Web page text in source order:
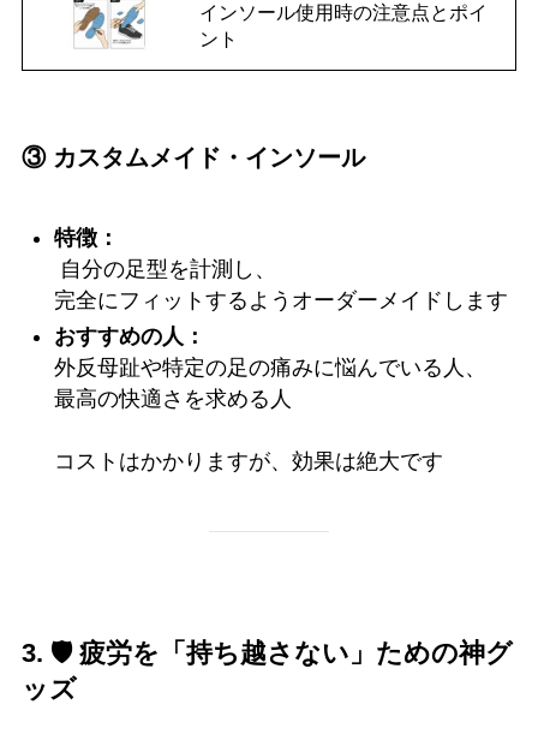
インソール使用時の注意点とポイ
ント
③ カスタムメイド・インソール
特徴：
自分の足型を計測し、
完全にフィットするようオーダーメイドします
おすすめの人：
外反母趾や特定の足の痛みに悩んでいる人、
最高の快適さを求める人
コストはかかりますが、効果は絶大です
3. 🛡️ 疲労を「持ち越さない」ための神グ
ッズ